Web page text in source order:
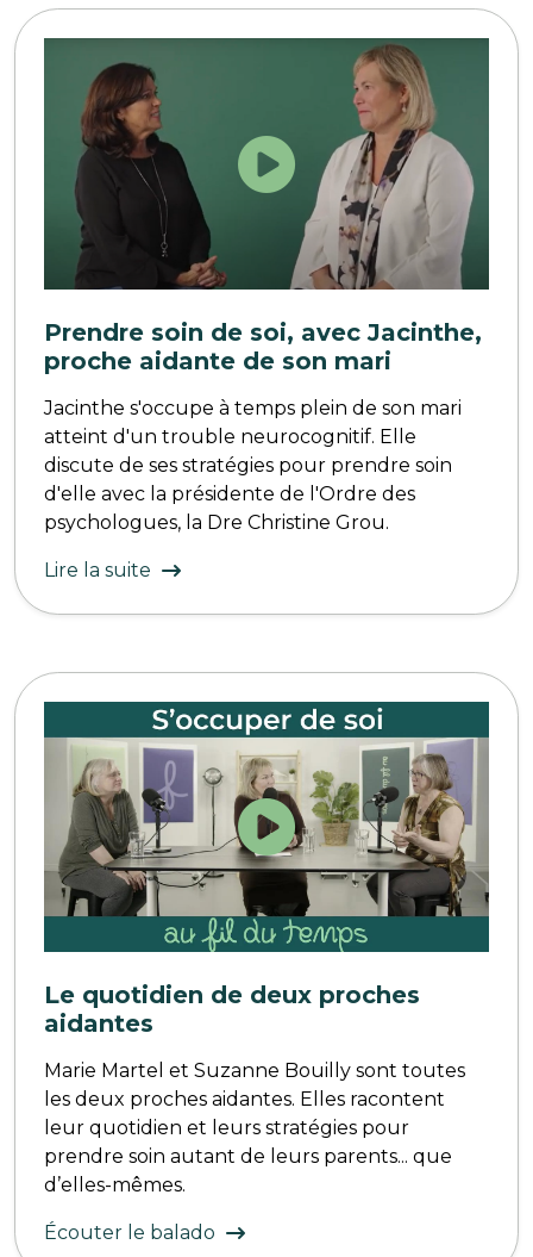
Prendre soin de soi, avec Jacinthe,
proche aidante de son mari
Jacinthe s'occupe à temps plein de son mari
atteint d'un trouble neurocognitif. Elle
discute de ses stratégies pour prendre soin
d'elle avec la présidente de l'Ordre des
psychologues, la Dre Christine Grou.
Lire la suite
Le quotidien de deux proches
aidantes
Marie Martel et Suzanne Bouilly sont toutes
les deux proches aidantes. Elles racontent
leur quotidien et leurs stratégies pour
prendre soin autant de leurs parents... que
d’elles-mêmes.
Écouter le balado